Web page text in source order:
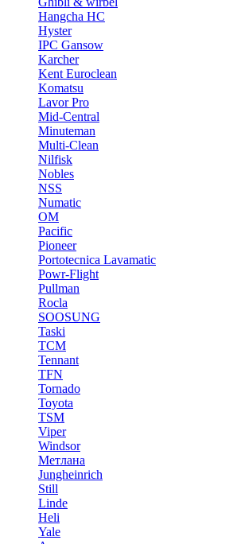
Hangcha HC
Hyster
IPC Gansow
Karcher
Kent Euroclean
Komatsu
Lavor Pro
Mid-Central
Minuteman
Multi-Clean
Nilfisk
Nobles
NSS
Numatic
OM
Pacific
Pioneer
Portotecnica Lavamatic
Powr-Flight
Pullman
Rocla
SOOSUNG
Taski
TCM
Tennant
TFN
Tornado
Toyota
TSM
Viper
Windsor
Метлана
Jungheinrich
Still
Linde
Heli
Yale